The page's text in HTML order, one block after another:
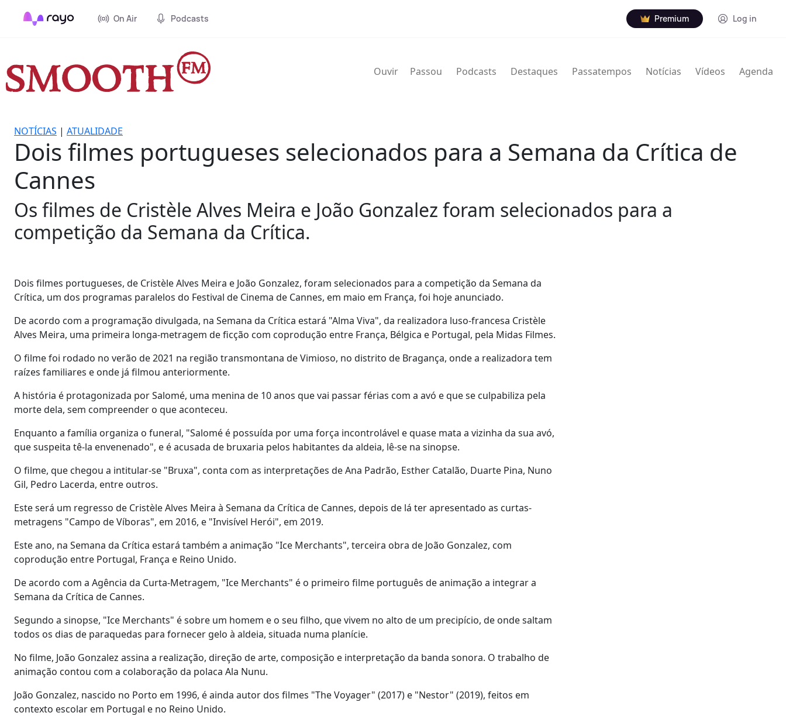
On Air Podcasts Premium Log in
Ouvir Passou Podcasts Destaques Passatempos Notícias Vídeos Agenda
NOTÍCIAS | ATUALIDADE
Dois filmes portugueses selecionados para a Semana da Crítica de
Cannes
Os filmes de Cristèle Alves Meira e João Gonzalez foram selecionados para a
competição da Semana da Crítica.
Dois filmes portugueses, de Cristèle Alves Meira e João Gonzalez, foram selecionados para a competição da Semana da
Crítica, um dos programas paralelos do Festival de Cinema de Cannes, em maio em França, foi hoje anunciado.
De acordo com a programação divulgada, na Semana da Crítica estará "Alma Viva", da realizadora luso-francesa Cristèle
Alves Meira, uma primeira longa-metragem de ficção com coprodução entre França, Bélgica e Portugal, pela Midas Filmes.
O filme foi rodado no verão de 2021 na região transmontana de Vimioso, no distrito de Bragança, onde a realizadora tem
raízes familiares e onde já filmou anteriormente.
A história é protagonizada por Salomé, uma menina de 10 anos que vai passar férias com a avó e que se culpabiliza pela
morte dela, sem compreender o que aconteceu.
Enquanto a família organiza o funeral, "Salomé é possuída por uma força incontrolável e quase mata a vizinha da sua avó,
que suspeita tê-la envenenado", e é acusada de bruxaria pelos habitantes da aldeia, lê-se na sinopse.
O filme, que chegou a intitular-se "Bruxa", conta com as interpretações de Ana Padrão, Esther Catalão, Duarte Pina, Nuno
Gil, Pedro Lacerda, entre outros.
Este será um regresso de Cristèle Alves Meira à Semana da Crítica de Cannes, depois de lá ter apresentado as curtas-
metragens "Campo de Víboras", em 2016, e "Invisível Herói", em 2019.
Este ano, na Semana da Crítica estará também a animação "Ice Merchants", terceira obra de João Gonzalez, com
coprodução entre Portugal, França e Reino Unido.
De acordo com a Agência da Curta-Metragem, "Ice Merchants" é o primeiro filme português de animação a integrar a
Semana da Crítica de Cannes.
Segundo a sinopse, "Ice Merchants" é sobre um homem e o seu filho, que vivem no alto de um precipício, de onde saltam
todos os dias de paraquedas para fornecer gelo à aldeia, situada numa planície.
No filme, João Gonzalez assina a realização, direção de arte, composição e interpretação da banda sonora. O trabalho de
animação contou com a colaboração da polaca Ala Nunu.
João Gonzalez, nascido no Porto em 1996, é ainda autor dos filmes "The Voyager" (2017) e "Nestor" (2019), feitos em
contexto escolar em Portugal e no Reino Unido.